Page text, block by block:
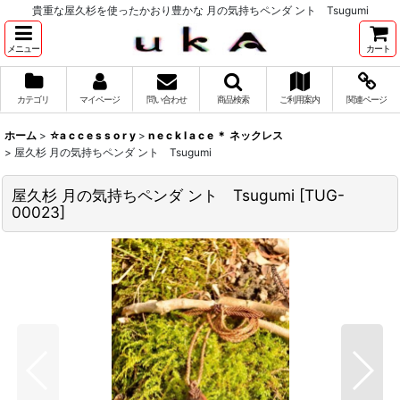
貴重な屋久杉を使ったかおり豊かな 月の気持ちペンダ ント Tsugumi
メニュー カート
カテゴリ マイページ 問い合わせ 商品検索 ご利用案内 関連ページ
ホーム > ☆a c c e s s o r y > n e c k l a c e ＊ ネックレス
> 屋久杉 月の気持ちペンダ ント Tsugumi
屋久杉 月の気持ちペンダ ント Tsugumi [TUG-
00023]